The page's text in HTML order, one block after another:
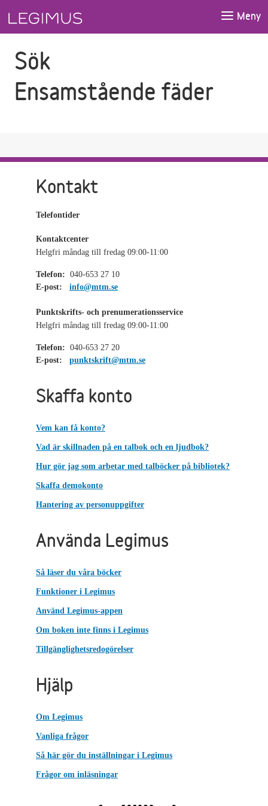
Meny
Sök
Ensamstående fäder
Kontakt
Telefontider
Kontaktcenter
Helgfri måndag till fredag 09:00-11:00
Telefon: 040-653 27 10
E-post:
info@mtm.se
Punktskrifts- och prenumerationsservice
Helgfri måndag till fredag 09:00-11:00
Telefon: 040-653 27 20
E-post:
punktskrift@mtm.se
Skaffa konto
Vem kan få konto?
Vad är skillnaden på en talbok och en ljudbok?
Hur gör jag som arbetar med talböcker på bibliotek?
Skaffa demokonto
Hantering av personuppgifter
Använda Legimus
Så läser du våra böcker
Funktioner i Legimus
Använd Legimus-appen
Om boken inte finns i Legimus
Tillgänglighetsredogörelser
Hjälp
Om Legimus
Vanliga frågor
Så här gör du inställningar i Legimus
Frågor om inläsningar